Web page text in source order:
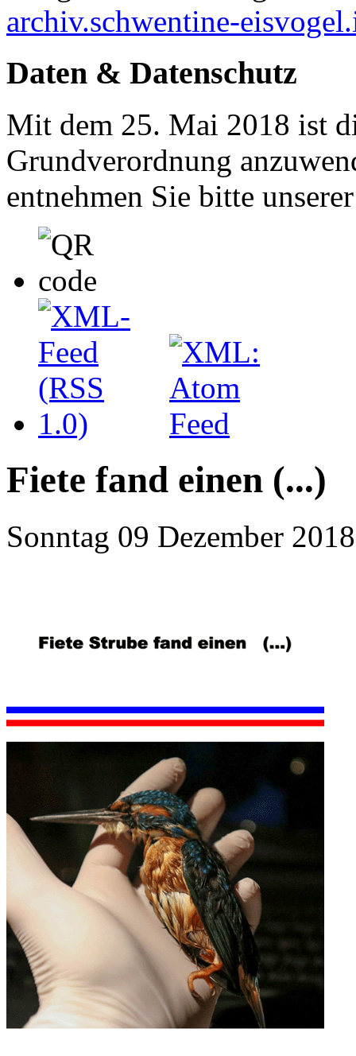
archiv.schwentine-
Daten & Datenschutz
Mit dem 25. Mai 2018 ist
Grundverordnung
entnehmen Sie bitte
Fiete fand einen (...)
Sonntag 09 Dezember 2018